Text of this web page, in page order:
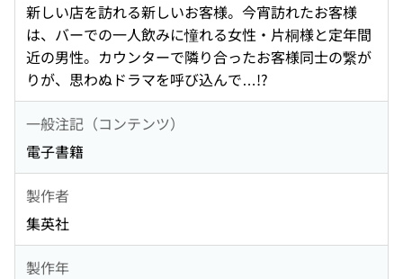
新しい店を訪れる新しいお客様。今宵訪れたお客様
は、バーでの一人飲みに憧れる女性・片桐様と定年間
近の男性。カウンターで隣り合ったお客様同士の繋が
りが、思わぬドラマを呼び込んで…!?
一般注記（コンテンツ）
電子書籍
製作者
集英社
製作年